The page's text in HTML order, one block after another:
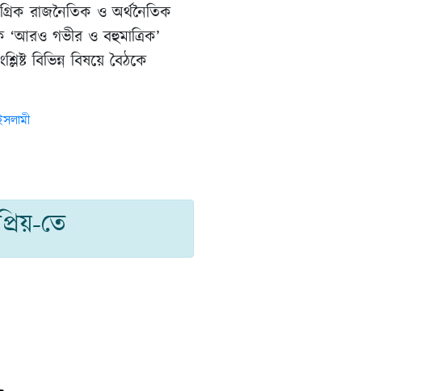
রাজনৈতিক ও অর্থনৈতিক
‘আরও গভীর ও বহুমাত্রিক’
বিভিন্ন বিষয়ে বৈঠকে
তে